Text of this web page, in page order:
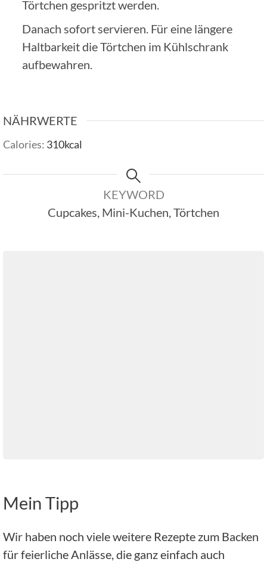
Törtchen gespritzt werden.
Danach sofort servieren. Für eine längere
Haltbarkeit die Törtchen im Kühlschrank
aufbewahren.
NÄHRWERTE
Calories: 310kcal
KEYWORD
Cupcakes, Mini-Kuchen, Törtchen
Mein Tipp
Wir haben noch viele weitere Rezepte zum Backen
für feierliche Anlässe, die ganz einfach auch